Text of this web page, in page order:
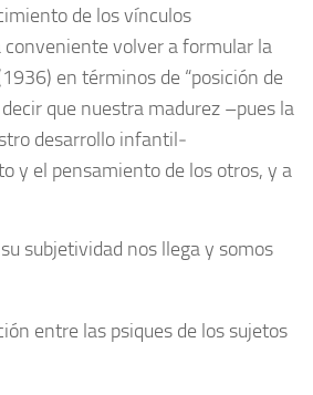
de los vínculos
volver a formular la
en términos de “posición de
decir que nuestra madurez –pues la
desarrollo infantil‑
y el pensamiento de los otros, y a
subjetividad nos llega y somos
entre las psiques de los sujetos